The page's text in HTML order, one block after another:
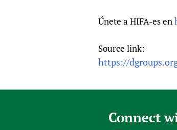
Únete a HIFA-es en
Source link:
https://
Connect